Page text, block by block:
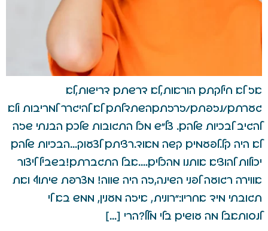
אז לא חילקתם הוראות,לא דרשתם דרישות,לא
גערתם/נזפתם/זרזתםהשתדלתם לא להיגרר למריבות ולא
להגיב לבכיות שלהם. צל"ש מכל התגובות שלכם הבנתי שזה
לא היה קל.לפעמים קשה מאוד.רציתם לצעוק…הבכיות שלהם
יכולות להוציא אותנו מהכלים….אבל התגברתם!בשביל ליצור
אווירה רגועה לפני השינה,זה היה שווה! מצרפת שיתוף ואת
תגובתי מיד אחריו:"רונית, איזה מענין, ממש בא לי
לנסותאבל מה עושים בלי מלל?הרי […]